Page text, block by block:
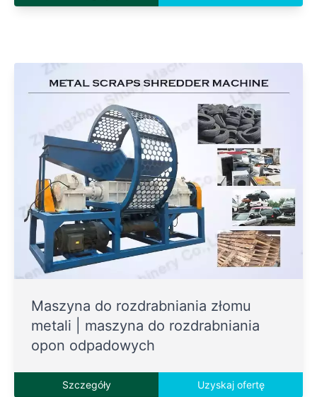
Maszyna do rozdrabniania złomu
metali | maszyna do rozdrabniania
opon odpadowych
Szczegóły Uzyskaj ofertę